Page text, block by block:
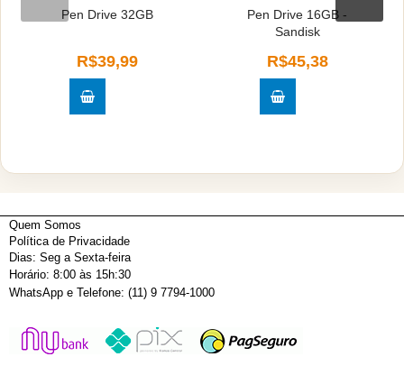
Pen Drive 32GB
R$39,99
Pen Drive 16GB -
Sandisk
R$45,38
Quem Somos
Política de Privacidade
Dias: Seg a Sexta-feira
Horário: 8:00 às 15h:30
WhatsApp e Telefone: (11) 9 7794-1000